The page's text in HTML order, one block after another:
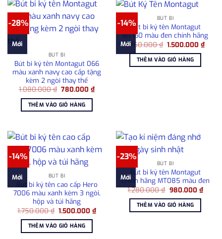
-28%
Mới
BÚT BI
Bút bi ký tên Montagut 066
màu xanh navy cao cấp tặng
kèm 2 ngòi thay thế
1.080.000₫ Giá
là:
1.080.000 ₫.
780.000₫Giá
hiện
THÊM VÀO GIỎ HÀNG
-14%
Mới
BÚT BI
Bút bi ký tên Montagut
MT160 màu đen chính hãng
1.750.000₫ Giá
là:
1.750.000 ₫.
1.500.000₫Giá
hiện
THÊM VÀO GIỎ HÀNG
-14%
Mới BÚT BI
Bút bi ký tên cao cấp Hero
7006 màu xanh kèm 3 ngòi,
hộp và túi hãng
1.750.000₫ Giá
là:
1.750.000 ₫.
1.500.000₫Giá
hiện
THÊM VÀO GIỎ HÀNG
-23%
Mới
BÚT BI
Bút bi ký tên Montagut
chính hãng MT085 màu đen
1.280.000₫ Giá
là:
1.280.000 ₫.
980.000 ₫Giá
hiện
THÊM VÀO GIỎ HÀNG